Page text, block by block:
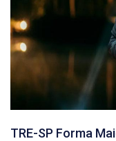
TRE-SP Forma